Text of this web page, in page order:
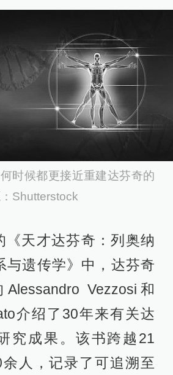
时候都更接近重建达芬奇的
Shutterstock
《天才达芬奇：列奥纳
与遗传学》中，达芬奇
Vezzosi和
介绍了30年来有关达
究成果。该书跨越21
人，记录了可追溯至